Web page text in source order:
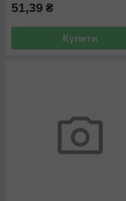
51,39 ₴
Купити